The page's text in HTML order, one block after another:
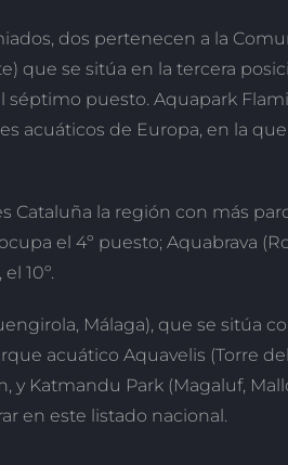
dos pertenecen a la
que se sitúa en la tercera
séptimo puesto. Aquapark
acuáticos de Europa, en la
Cataluña la región con más
el 4º puesto; Aquabrava
10º.
Málaga), que se sitúa
acuático Aquavelis (Torre
y Katmandu Park (Magaluf,
en este listado nacional.